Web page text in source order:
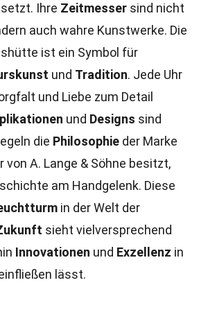
Ihre Zeitmesser sind nicht
auch wahre Kunstwerke. Die
ist ein Symbol für
und Tradition. Jede Uhr
und Liebe zum Detail
und Designs sind
die Philosophie der Marke
von A. Lange & Söhne besitzt,
am Handgelenk. Diese
in der Welt der
sieht vielversprechend
Innovationen und Exzellenz in
lässt.